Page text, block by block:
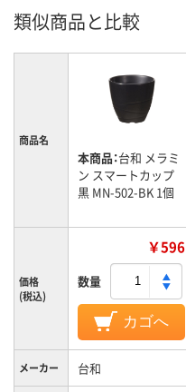
類似商品と比較
商品名
本商品：台和 メラミ
ン スマートカップ
黒 MN-502-BK 1個
価格
(税込)
￥596
数量
カゴへ
メーカー 台和